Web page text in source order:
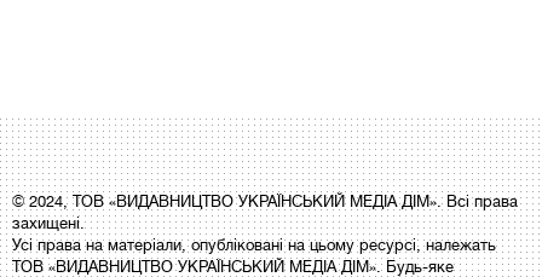
© 2024, ТОВ «ВИДАВНИЦТВО УКРАЇНСЬКИЙ МЕДІА ДІМ». Всі права
захищені.
Усі права на матеріали, опубліковані на цьому ресурсі, належать
ТОВ «ВИДАВНИЦТВО УКРАЇНСЬКИЙ МЕДІА ДІМ». Будь-яке